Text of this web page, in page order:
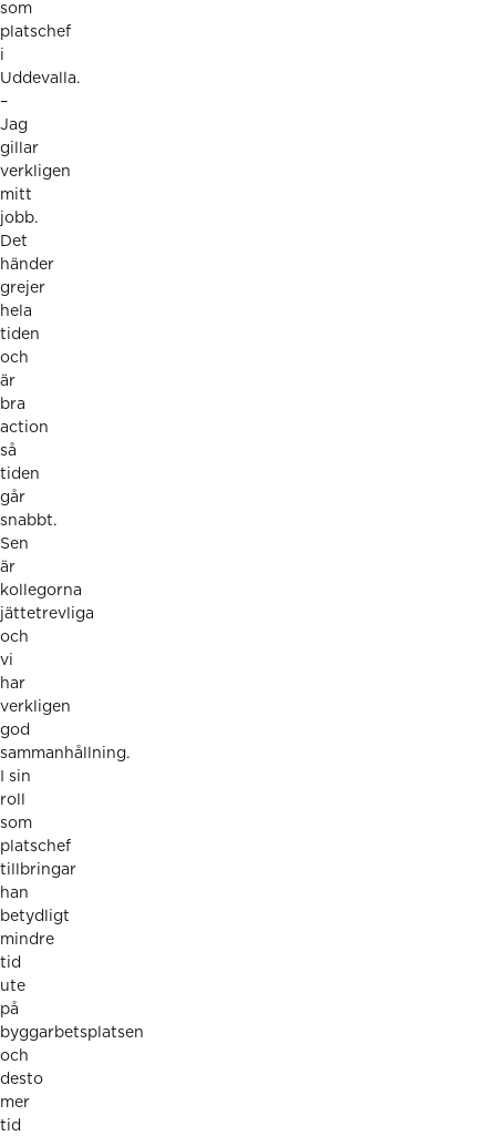
som
platschef
i
Uddevalla.
–
Jag
gillar
verkligen
mitt
jobb.
Det
händer
grejer
hela
tiden
och
är
bra
action
så
tiden
går
snabbt.
Sen
är
kollegorna
jättetrevliga
och
vi
har
verkligen
god
sammanhållning.
I sin
roll
som
platschef
tillbringar
han
betydligt
mindre
tid
ute
på
byggarbetsplatsen
och
desto
mer
tid